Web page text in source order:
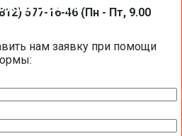
577-16-46 (Пн - Пт, 9.00
нам заявку при помощи
ДАТЧИКИ